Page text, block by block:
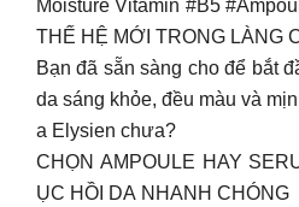
Moisture Vitamin #B5
THẾ HỆ MỚI TRONG LÀNG
Bạn đã sẵn sàng cho để bắt
da sáng khỏe, đều màu và
a Elysien chưa?
CHỌN AMPOULE HAY
ỤC HỒI DA NHANH CHÓNG